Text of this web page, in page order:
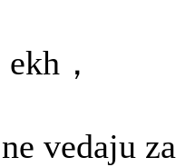
，
vedaju za